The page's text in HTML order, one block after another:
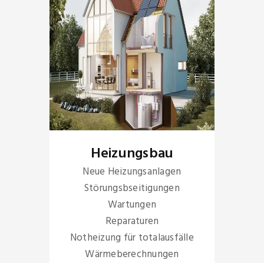
Heizungsbau
Neue Heizungsanlagen
Störungsbseitigungen
Wartungen
Reparaturen
Notheizung für totalausfälle
Wärmeberechnungen